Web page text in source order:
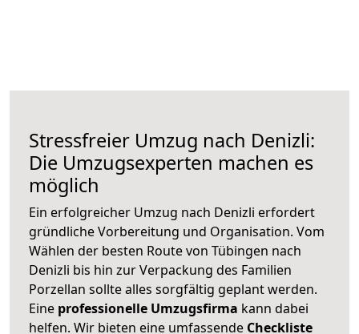
Stressfreier Umzug nach Denizli:
Die Umzugsexperten machen es
möglich
Ein erfolgreicher Umzug nach Denizli erfordert
gründliche Vorbereitung und Organisation. Vom
Wählen der besten Route von Tübingen nach
Denizli bis hin zur Verpackung des Familien
Porzellan sollte alles sorgfältig geplant werden.
Eine professionelle Umzugsfirma kann dabei
helfen. Wir bieten eine umfassende Checkliste